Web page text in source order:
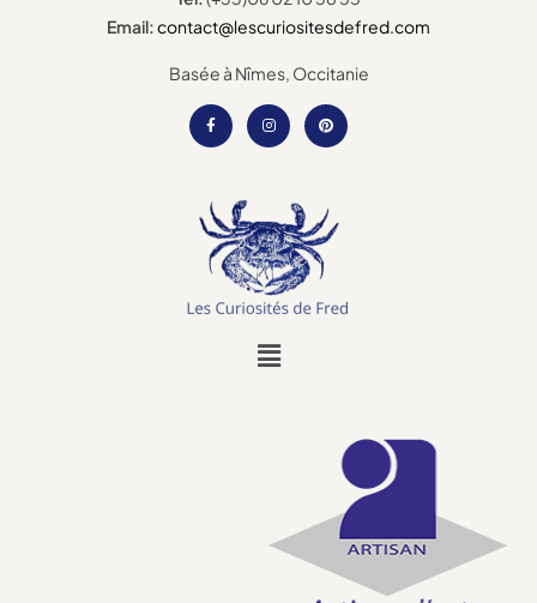
Email:contact@lescuriositesdefred.com
Basée à Nîmes, Occitanie